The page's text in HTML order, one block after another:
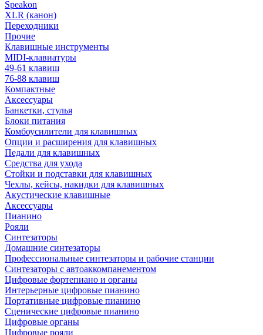
Speakon
XLR (канон)
Переходники
Прочие
Клавишные инструменты
MIDI-клавиатуры
49-61 клавиш
76-88 клавиш
Компактные
Аксессуары
Банкетки, стулья
Блоки питания
Комбоусилители для клавишных
Опции и расширения для клавишных
Педали для клавишных
Средства для ухода
Стойки и подставки для клавишных
Чехлы, кейсы, накидки для клавишных
Акустические клавишные
Аксессуары
Пианино
Рояли
Синтезаторы
Домашние синтезаторы
Профессиональные синтезаторы и рабочие станции
Синтезаторы с автоаккомпанементом
Цифровые фортепиано и органы
Интерьерные цифровые пианино
Портативные цифровые пианино
Сценические цифровые пианино
Цифровые органы
Цифровые рояли